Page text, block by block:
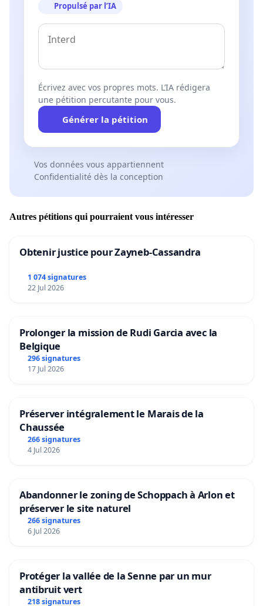
Propulsé par l’IA
Écrivez avec vos propres mots. L’IA rédigera
une pétition percutante pour vous.
Générer la pétition
Vos données vous appartiennent
Confidentialité dès la conception
Autres pétitions qui pourraient vous intéresser
Obtenir justice pour Zayneb-Cassandra
1 074 signatures
22 Jul 2026
Prolonger la mission de Rudi Garcia avec la
Belgique
296 signatures
17 Jul 2026
Préserver intégralement le Marais de la
Chaussée
266 signatures
4 Jul 2026
Abandonner le zoning de Schoppach à Arlon et
préserver le site naturel
266 signatures
6 Jul 2026
Protéger la vallée de la Senne par un mur
antibruit vert
218 signatures